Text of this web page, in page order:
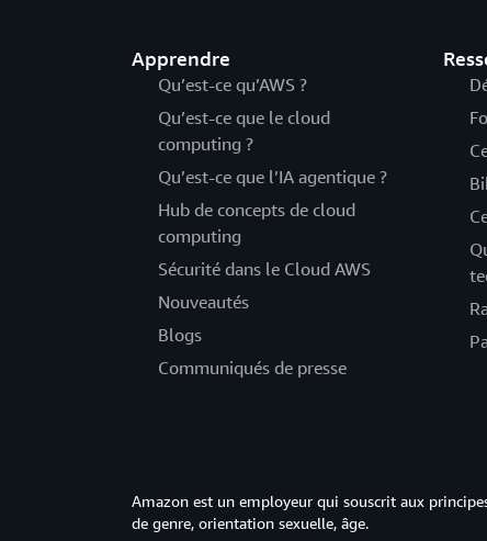
Apprendre
Qu’est-ce qu’AWS ?
Qu’est-ce que le cloud
computing ?
Qu’est-ce que l’IA agentique ?
Hub de concepts de cloud
computing
Sécurité dans le Cloud AWS
Nouveautés
Blogs
Communiqués de presse
Amazon est un employeur qui souscrit aux
de genre, orientation sexuelle, âge.